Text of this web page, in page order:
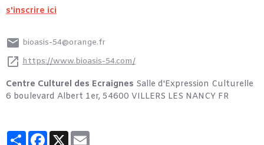
s'inscrire ici
bioasis-54@orange.fr
https://www.bioasis-54.com/
Centre Culturel des Ecraignes Salle d'Expression Culturelle
6 boulevard Albert 1er, 54600 VILLERS LES NANCY FR
PartagerFacebook
X